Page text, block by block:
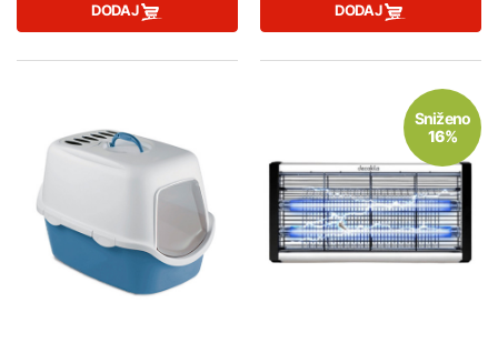
DODAJ DODAJ
Sniženo
16%